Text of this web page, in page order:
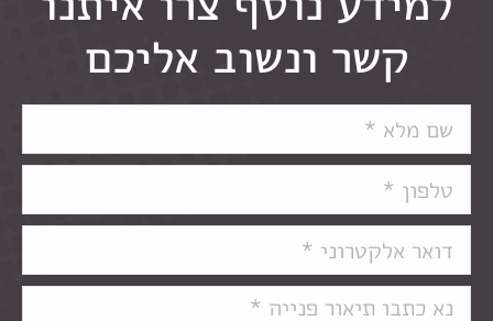
קשר ונשוב אליכם